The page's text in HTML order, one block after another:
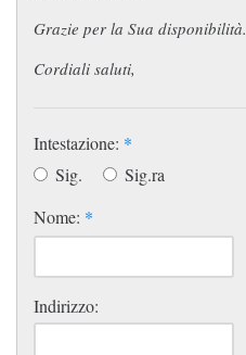
Grazie per la Sua disponibilità.
Cordiali saluti,
Intestazione: *
Sig.
Sig.ra
Nome: *
Indirizzo: